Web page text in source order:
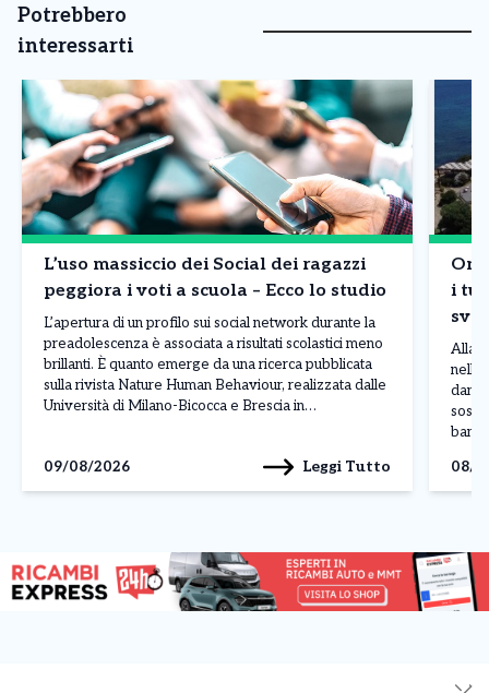
Potrebbero
interessarti
L’uso massiccio dei Social dei ragazzi
peggiora i voti a scuola – Ecco lo studio
L’apertura di un profilo sui social network durante la
preadolescenza è associata a risultati scolastici meno
brillanti. È quanto emerge da una ricerca pubblicata
sulla rivista Nature Human Behaviour, realizzata dalle
Università di Milano-Bicocca e Brescia in
5.227 studenti italiani, analizzando il […]
09/08/2026 Leggi Tutto
i
nelle
della
08/